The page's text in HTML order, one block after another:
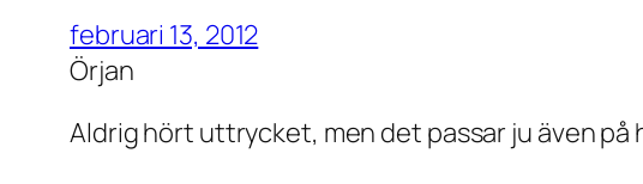
februari 13, 2012
Örjan
Aldrig hört uttrycket, men det passar ju även på